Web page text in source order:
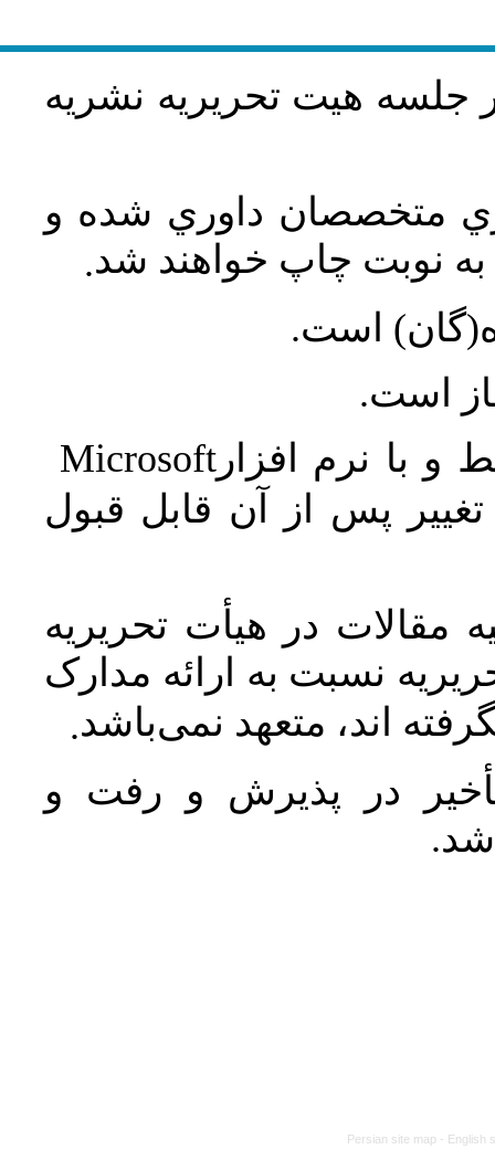
جلسه هيت تحريريه نشريه
متخصصان داوري شده و
نوبت چاپ خواهند شد.
است.
است.
و با نرم افزارMicrosoft
پس از آن قابل قبول
مقالات در هیأت تحریریه
نسبت به ارائه مدارک
اند، متعهد نمی‌باشد.
در پذیرش و رفت و
شد.
Persian site map - English